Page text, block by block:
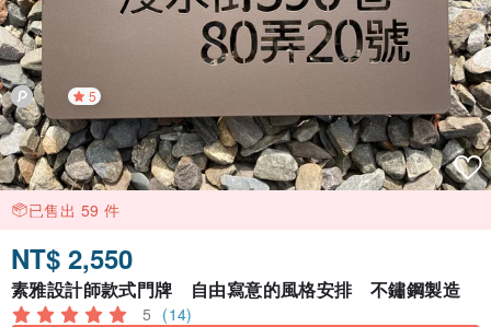
5
已售出 59 件
NT$ 2,550
素雅設計師款式門牌 自由寫意的風格安排 不鏽鋼製造
5 (14)